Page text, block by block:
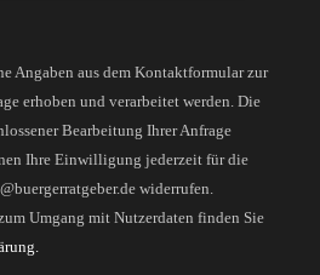
Angaben aus dem Kontaktformular zur
erhoben und verarbeitet werden. Die
Bearbeitung Ihrer Anfrage
Ihre Einwilligung jederzeit für die
widerrufen.
Umgang mit Nutzerdaten finden Sie